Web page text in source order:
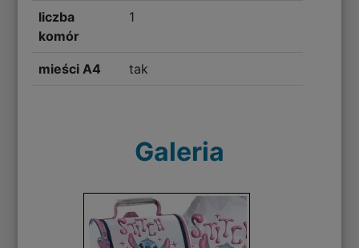
liczba
komór
1
mieści A4 tak
Galeria